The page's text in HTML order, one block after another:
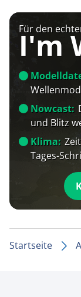
Für den
I'm
Nowcast:
und Blitz
Klima:
Tages-
Startseite